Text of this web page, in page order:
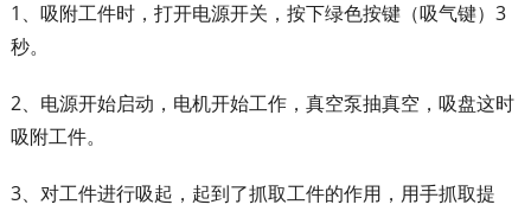
1、吸附工件时，打开电源开关，按下绿色按键（吸气键）3
秒。
2、电源开始启动，电机开始工作，真空泵抽真空，吸盘这时
吸附工件。
3、对工件进行吸起，起到了抓取工件的作用，用手抓取提